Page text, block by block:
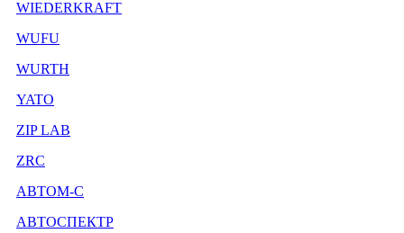
WIEDERKRAFT
WUFU
WURTH
YATO
ZIP LAB
ZRC
АВТОМ-С
АВТОСПЕКТР